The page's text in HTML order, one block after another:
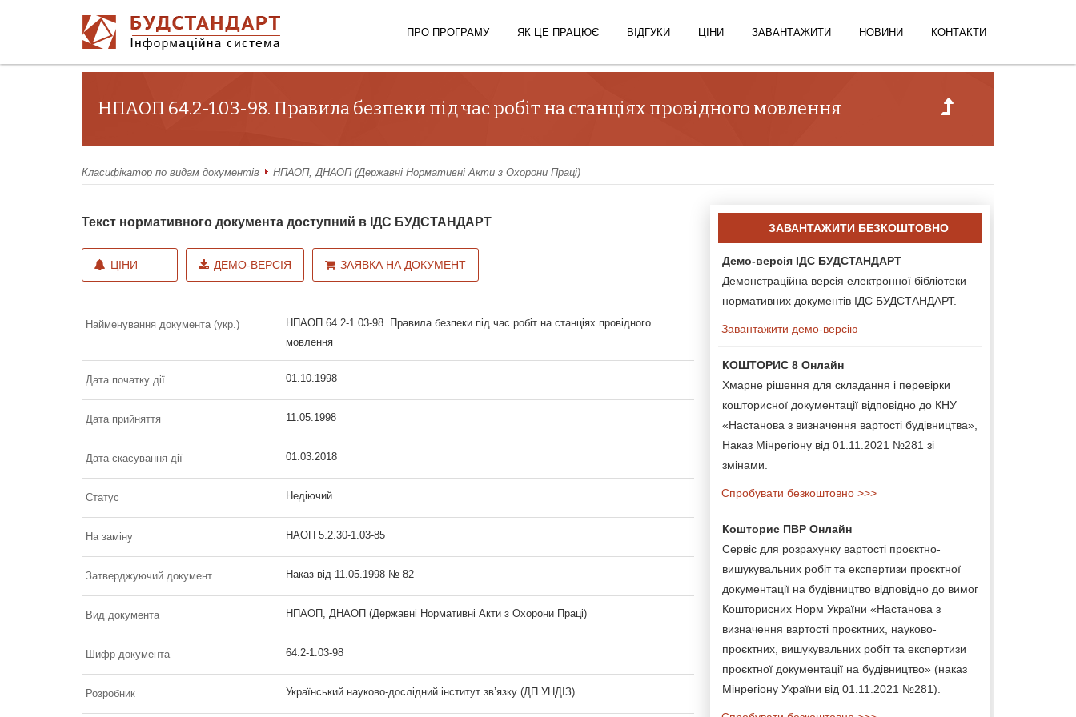
ПРО ПРОГРАМУ ЯК ЦЕ ПРАЦЮЄ ВІДГУКИ ЦІНИ ЗАВАНТАЖИТИ НОВИНИ КОНТАКТИ
НПАОП 64.2-1.03-98. Правила безпеки під час робіт на станціях провідного мовлення
Класифікатор по видам документів НПАОП, ДНАОП (Державні Нормативні Акти з Охорони Праці)
Текст нормативного документа доступний в ІДС БУДСТАНДАРТ
ЦІНИ ДЕМО-ВЕРСІЯ ЗАЯВКА НА ДОКУМЕНТ
Найменування документа (укр.)
НПАОП 64.2-1.03-98. Правила безпеки під час робіт на станціях провідного
мовлення
Дата початку дії 01.10.1998
Дата прийняття 11.05.1998
Дата скасування дії 01.03.2018
Статус Недіючий
На заміну НАОП 5.2.30-1.03-85
Затверджуючий документ Наказ від 11.05.1998 № 82
Вид документа НПАОП, ДНАОП (Державні Нормативні Акти з Охорони Праці)
Шифр документа 64.2-1.03-98
Розробник Український науково-дослідний інститут зв’язку (ДП УНДІЗ)
ЗАВАНТАЖИТИ БЕЗКОШТОВНО
Демо-версія ІДС БУДСТАНДАРТ
Демонстраційна версія електронної бібліотеки
нормативних документів ІДС БУДСТАНДАРТ.
Завантажити демо-версію
КОШТОРИС 8 Онлайн
Хмарне рішення для складання і перевірки
кошторисної документації відповідно до КНУ
«Настанова з визначення вартості будівництва»,
Наказ Мінрегіону від 01.11.2021 №281 зі
змінами.
Спробувати безкоштовно >>>
Кошторис ПВР Онлайн
Сервіс для розрахунку вартості проєктно-
вишукувальних робіт та експертизи проєктної
документації на будівництво відповідно до вимог
Кошторисних Норм України «Настанова з
визначення вартості проєктних, науково-
проєктних, вишукувальних робіт та експертизи
проєктної документації на будівництво» (наказ
Мінрегіону України від 01.11.2021 №281).